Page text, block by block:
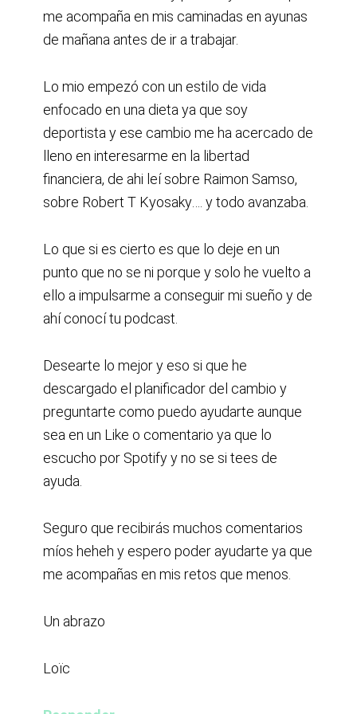
me acompaña en mis caminadas en ayunas
de mañana antes de ir a trabajar.
Lo mio empezó con un estilo de vida
enfocado en una dieta ya que soy
deportista y ese cambio me ha acercado de
lleno en interesarme en la libertad
financiera, de ahi leí sobre Raimon Samso,
sobre Robert T Kyosaky…. y todo avanzaba.
Lo que si es cierto es que lo deje en un
punto que no se ni porque y solo he vuelto a
ello a impulsarme a conseguir mi sueño y de
ahí conocí tu podcast.
Desearte lo mejor y eso si que he
descargado el planificador del cambio y
preguntarte como puedo ayudarte aunque
sea en un Like o comentario ya que lo
escucho por Spotify y no se si tees de
ayuda.
Seguro que recibirás muchos comentarios
míos heheh y espero poder ayudarte ya que
me acompañas en mis retos que menos.
Un abrazo
Loïc